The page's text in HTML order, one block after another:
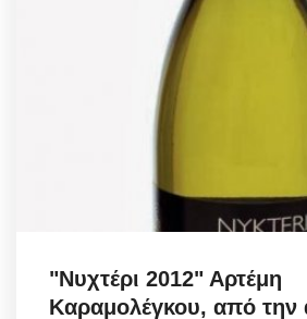
"Νυχτέρι 2012" Αρτέμη
Καραμολέγκου, από την